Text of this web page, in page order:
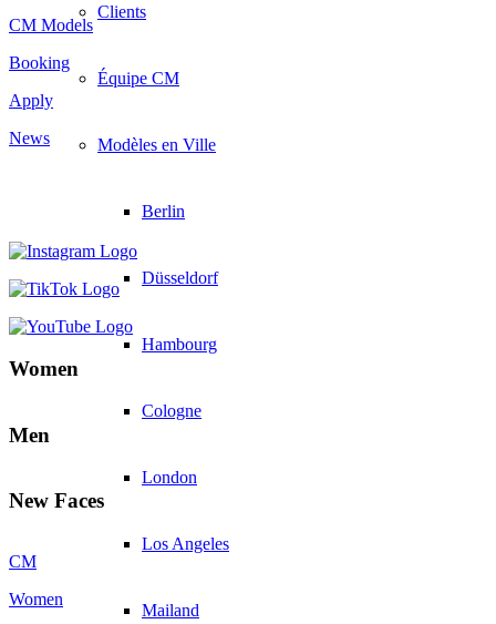
Clients
Équipe CM
Modèles en Ville
Berlin
Düsseldorf
Hambourg
Cologne
London
Los Angeles
Mailand
CM Models
Booking
Apply
News
Women
Men
New Faces
CM
Women